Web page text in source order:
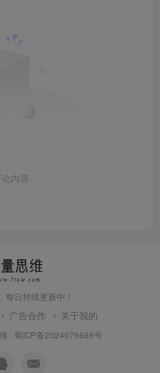
内容
每日持续更新中！
广告合作 关于我的
· 蜀ICP备2024076665号